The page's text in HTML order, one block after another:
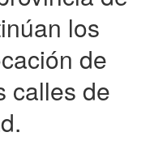
los
de
calles de